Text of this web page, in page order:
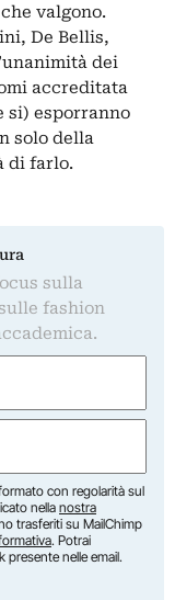
valgono.
De Bellis,
dei
accreditata
si) esporranno
solo della
di farlo.
sulla
fashion
con regolarità sul
nella nostra
trasferiti su MailChimp
. Potrai
nelle email.